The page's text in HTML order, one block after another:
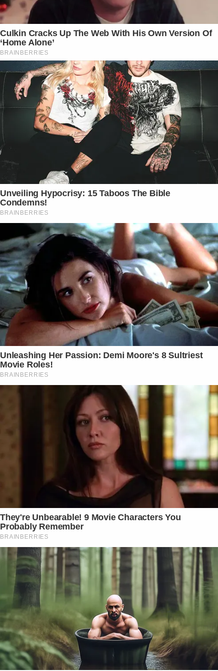
Culkin Cracks Up The Web With His Own Version Of
‘Home Alone’
BRAINBERRIES
Unveiling Hypocrisy: 15 Taboos The Bible
Condemns!
BRAINBERRIES
Unleashing Her Passion: Demi Moore's 8 Sultriest
Movie Roles!
BRAINBERRIES
They're Unbearable! 9 Movie Characters You
Probably Remember
BRAINBERRIES